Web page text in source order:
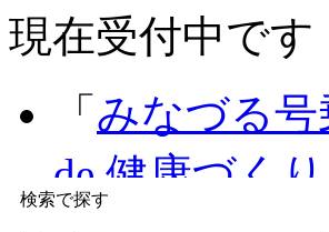
現在受付中です
「 みなづる
de 健康づくり
検索で探す